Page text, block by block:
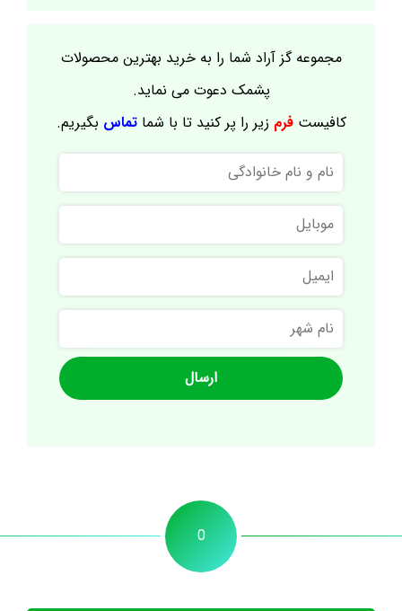
مجموعه گز آراد شما را به خرید بهترین محصولات
پشمک دعوت می نماید.
کافیستفرم زیر را پر کنید تا با شماتماس بگیریم.
نام
و
نام
خانوادگی
موبایل
ایمیل
نام
شهر
0